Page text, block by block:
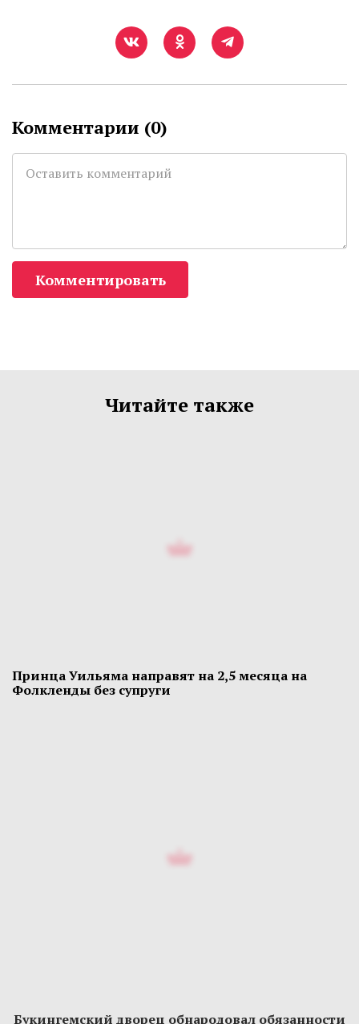
Комментарии (0)
Комментировать
Читайте также
Принца Уильяма направят на 2,5 месяца на
Фолкленды без супруги
Букингемский дворец обнародовал обязанности